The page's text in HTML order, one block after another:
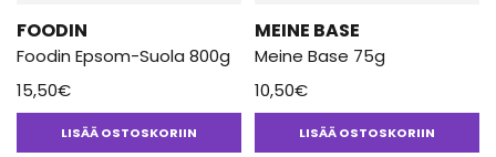
FOODIN
Foodin Epsom-Suola 800g
15,50€
LISÄÄ OSTOSKORIIN
MEINE BASE
Meine Base 75g
10,50€
LISÄÄ OSTOSKORIIN